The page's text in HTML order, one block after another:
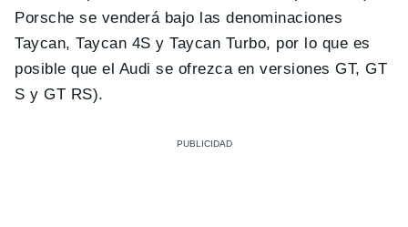
Porsche se venderá bajo las denominaciones
Taycan, Taycan 4S y Taycan Turbo, por lo que es
posible que el Audi se ofrezca en versiones GT, GT
S y GT RS).